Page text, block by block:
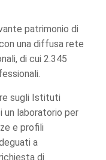
patrimonio di
una diffusa rete
di cui 2.345
sugli Istituti
un laboratorio per
e profili
a
di